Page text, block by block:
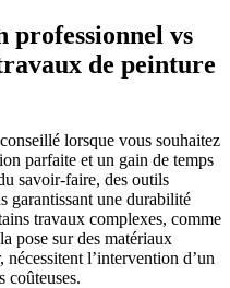
professionnel vs
de peinture
lorsque vous souhaitez
parfaite et un gain de temps
savoir-faire, des outils
garantissant une durabilité
travaux complexes, comme
pose sur des matériaux
l’intervention d’un
coûteuses.